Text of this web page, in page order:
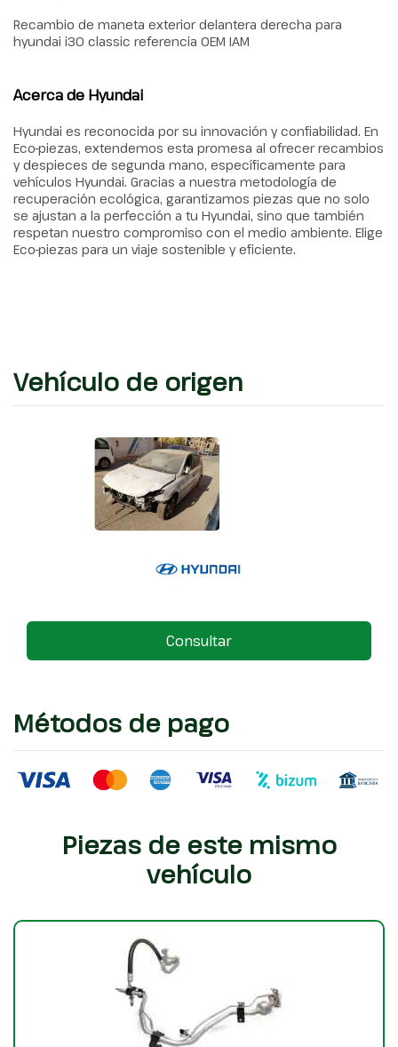
Recambio de maneta exterior delantera derecha para
hyundai i30 classic referencia OEM IAM
Acerca de Hyundai
Hyundai es reconocida por su innovación y confiabilidad. En
Eco-piezas, extendemos esta promesa al ofrecer recambios
y despieces de segunda mano, específicamente para
vehículos Hyundai. Gracias a nuestra metodología de
recuperación ecológica, garantizamos piezas que no solo
se ajustan a la perfección a tu Hyundai, sino que también
respetan nuestro compromiso con el medio ambiente. Elige
Eco-piezas para un viaje sostenible y eficiente.
Vehículo de origen
Consultar
Métodos de pago
Piezas de este mismo
vehículo